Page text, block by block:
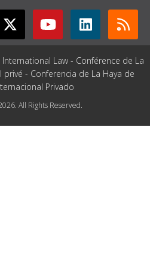
Law - Conférence de La
- Conferencia de La Haya de
Privado
All Rights Reserved.